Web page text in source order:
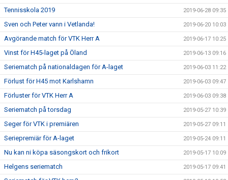
Tennisskola 2019 2019-06-28 09:35
Sven och Peter vann i Vetlanda! 2019-06-20 10:03
Avgörande match för VTK Herr A 2019-06-17 10:25
Vinst för H45-laget på Öland 2019-06-13 09:16
Seriematch på nationaldagen för A-laget 2019-06-03 11:22
Förlust för H45 mot Karlshamn 2019-06-03 09:47
Förluster för VTK Herr A 2019-06-03 09:38
Seriematch på torsdag 2019-05-27 10:39
Seger för VTK i premiären 2019-05-27 09:11
Seriepremiär för A-laget 2019-05-24 09:11
Nu kan ni köpa säsongskort och frikort 2019-05-17 10:09
Helgens seriematch 2019-05-17 09:41